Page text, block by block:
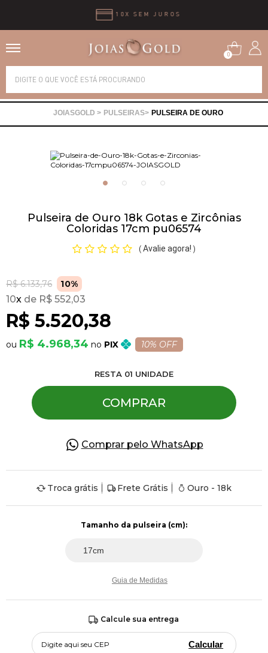
10X SEM JUROS
0
PULSEIRAS PULSEIRA DE OURO
Pulseira de Ouro 18k Gotas e Zircônias
Coloridas 17cm pu06574
( Avalie agora! )
R$ 6.133,76 10%
R$ 5.520,38
10x R$ 552,03
R$ 4.968,34 PIX 10% OFF
RESTA 01 UNIDADE
COMPRAR
Comprar pelo WhatsApp
Troca grátis Frete Grátis Ouro - 18k
Guia de Medidas
Calcule sua entrega
Calcular
Alianças
Brincos
Gargantilhas
Pulseiras
Piercing
Pedras Preciosas
Presente
OFERTAS